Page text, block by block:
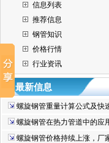
信息列表
推荐信息
钢管知识
价格行情
行业资讯
最新信息
螺旋钢管重量计算公式及快
螺旋钢管在热力管道中的应
螺旋钢管价格持续上涨，厂